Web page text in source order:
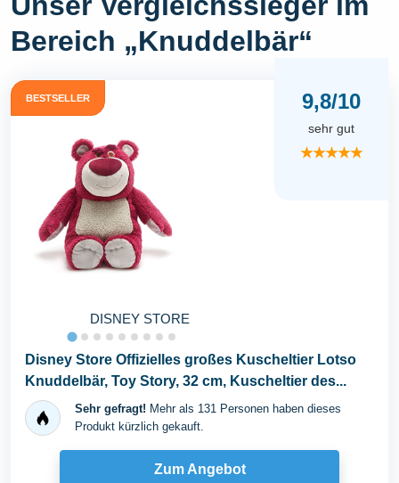
Bereich „Knuddelbär“
BESTSELLER
DISNEY STORE
9,8/10
sehr gut
★★★★★
Disney Store Offizielles großes Kuscheltier Lotso
Knuddelbär, Toy Story, 32 cm, Kuscheltier des...
Sehr gefragt! Mehr als 131 Personen haben dieses
Produkt kürzlich gekauft.
Zum Angebot